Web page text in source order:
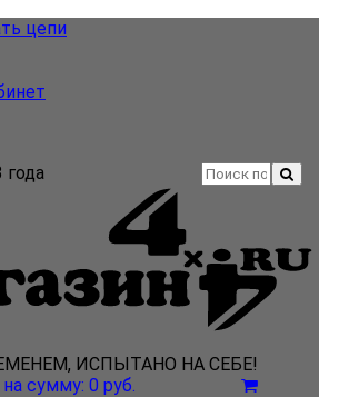
цепи
года
ИСПЫТАНО НА СЕБЕ!
на сумму: 0 руб.